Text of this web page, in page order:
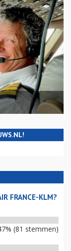
FRANCE-KLM?
(81 stemmen)